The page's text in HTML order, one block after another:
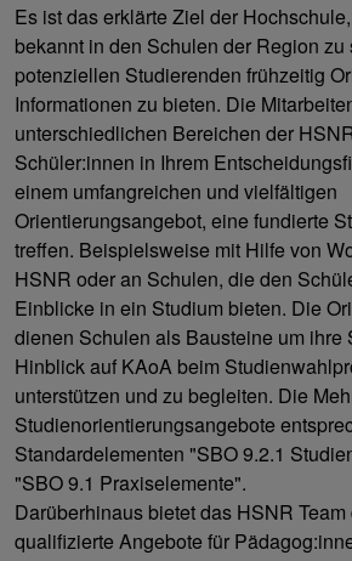
Es ist das erklärte Ziel der
bekannt in den Schulen der Region zu
potenziellen Studierenden frühzeitig
Informationen zu bieten. Die
unterschiedlichen Bereichen der
Schüler:innen in Ihrem
einem umfangreichen und vielfältigen
Orientierungsangebot, eine fundierte
treffen. Beispielsweise mit Hilfe von
HSNR oder an Schulen, die den
Einblicke in ein Studium bieten. Die
dienen Schulen als Bausteine um ihre
Hinblick auf KAoA beim
unterstützen und zu begleiten. Die
Studienorientierungsangebote
Standardelementen "SBO 9.2.1
"SBO 9.1 Praxiselemente".
Darüberhinaus bietet das HSNR
qualifizierte Angebote für